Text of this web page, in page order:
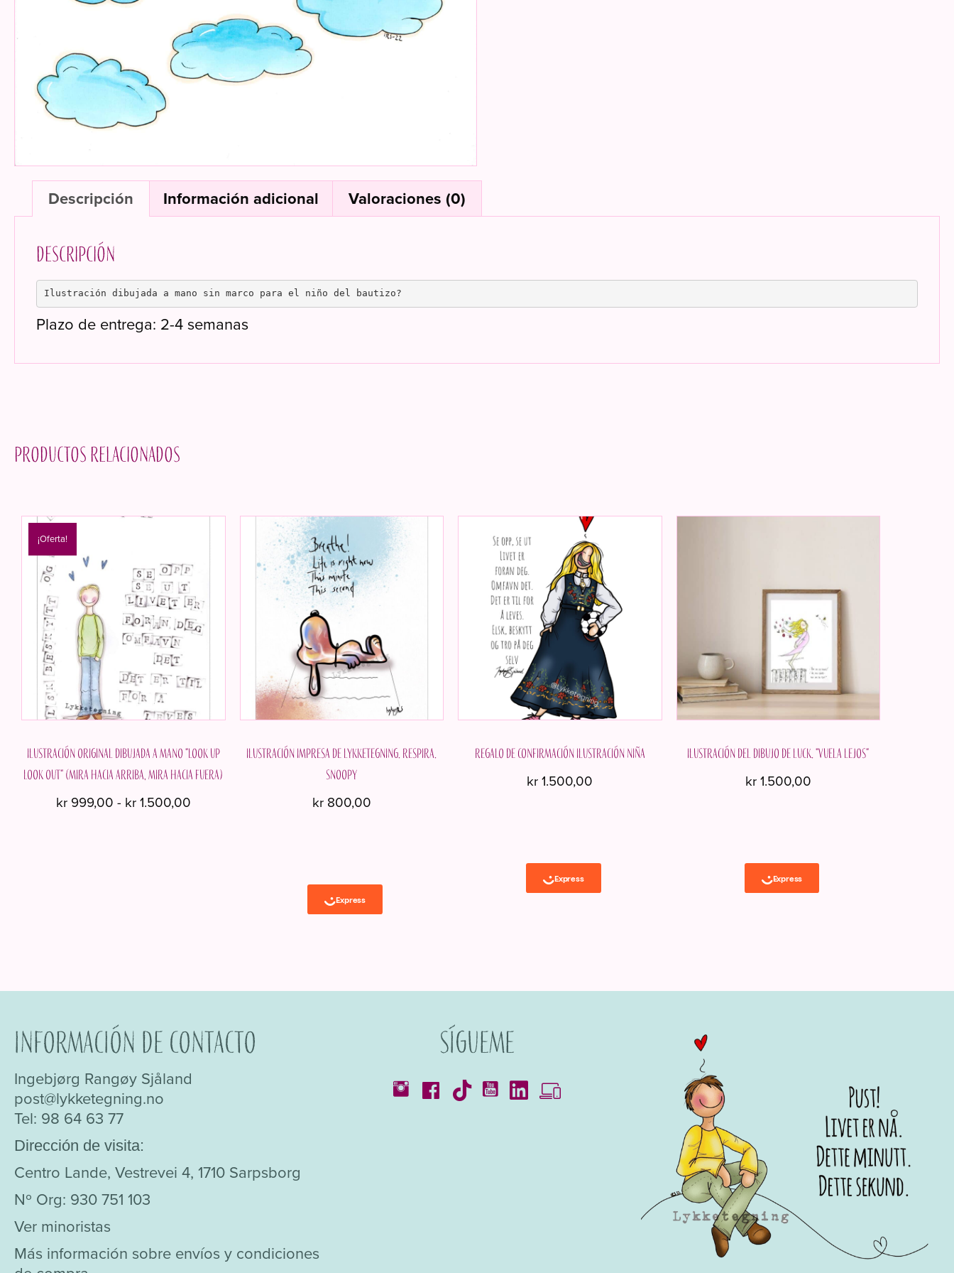
Descripción Información adicional Valoraciones (0)
Descripción
Ilustración dibujada a mano sin marco para el niño del bautizo?
Plazo de entrega: 2-4 semanas
Productos relacionados
¡Oferta!
Ilustración original dibujada a mano "Look up
look out" (Mira hacia arriba, mira hacia fuera)
kr999,00 - kr1.500,00Rango
pueden
en
la
de
producto
Ilustración impresa de Lykketegning. Respira.
Snoopy
kr800,00
Regalo de confirmación Ilustración Niña
kr1.500,00
Ilustración del dibujo de Luck. "Vuela lejos"
kr1.500,00
Información de contacto
Ingebjørg Rangøy Sjåland
post@lykketegning.no
Tel: 98 64 63 77
Dirección de visita:
Centro Lande, Vestrevei 4, 1710 Sarpsborg
Nº Org: 930 751 103
Ver minoristas
Más información sobre envíos y condiciones
Sígueme
Catálogos